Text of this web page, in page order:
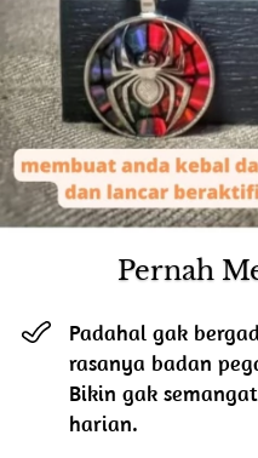
Pernah
Padahal gak
rasanya badan
Bikin gak
harian.